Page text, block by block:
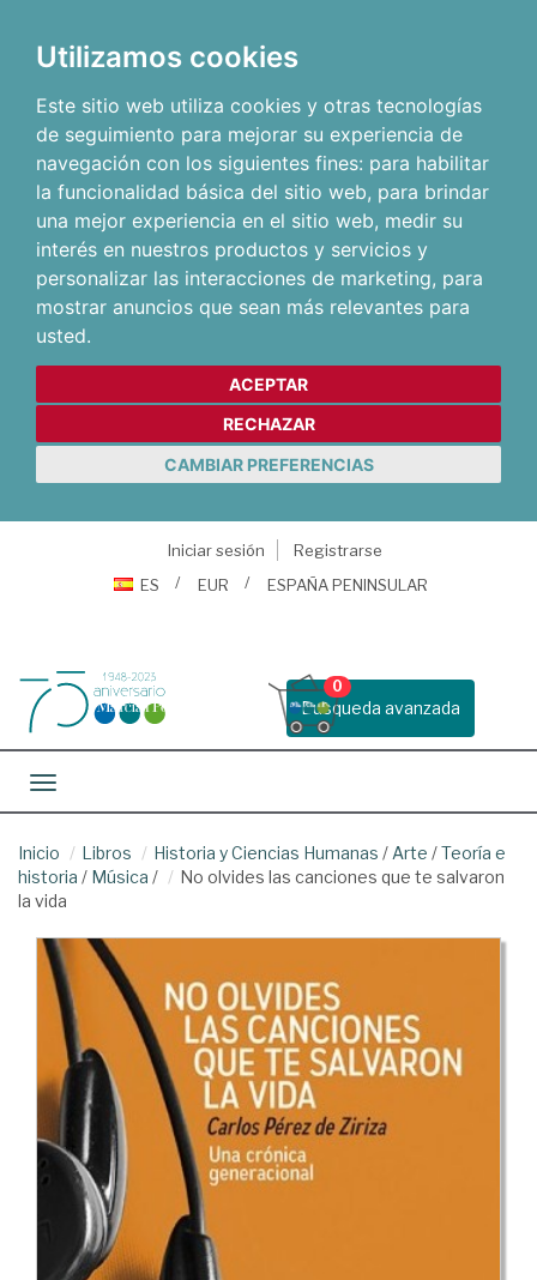
Utilizamos cookies
Este sitio web utiliza cookies y otras tecnologías
de seguimiento para mejorar su experiencia de
navegación con los siguientes fines: para habilitar
la funcionalidad básica del sitio web, para brindar
una mejor experiencia en el sitio web, medir su
interés en nuestros productos y servicios y
personalizar las interacciones de marketing, para
mostrar anuncios que sean más relevantes para
usted.
ACEPTAR
RECHAZAR
CAMBIAR PREFERENCIAS
Iniciar sesión
Registrarse
ES
EUR ESPAÑA PENINSULAR
Busqueda avanzada
0
Toggle navigation
Inicio Libros Historia y Ciencias Humanas / Arte /Teoría e
historia / Música /
No olvides las canciones que te salvaron
la vida